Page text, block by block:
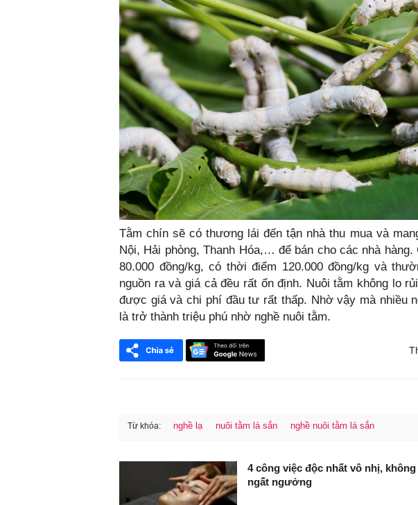
Tằm chín sẽ có thương lái đến tận nhà thu mua và
Nội, Hải phòng, Thanh Hóa,… để bán cho các nhà hàng.
80.000 đồng/kg, có thời điểm 120.000 đồng/kg và
nguồn ra và giá cả đều rất ổn định. Nuôi tằm không lo
được giá và chi phí đầu tư rất thấp. Nhờ vậy mà nhiều
là trở thành triệu phú nhờ nghề nuôi tằm.
Từ khóa: nghề lạ nuôi tằm lá sắn nghề nuôi tằm lá sắn
4 công việc độc nhất vô nhị,
ngất ngưởng